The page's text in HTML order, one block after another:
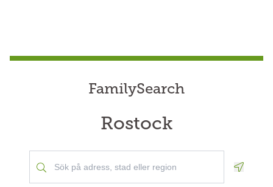
FamilySearch
Rostock